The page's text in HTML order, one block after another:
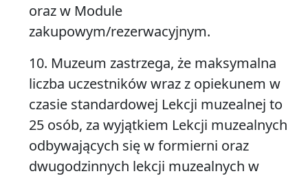
oraz w Module
zakupowym/rezerwacyjnym.
10. Muzeum zastrzega, że maksymalna
liczba uczestników wraz z opiekunem w
czasie standardowej Lekcji muzealnej to
25 osób, za wyjątkiem Lekcji muzealnych
odbywających się w formierni oraz
dwugodzinnych lekcji muzealnych w